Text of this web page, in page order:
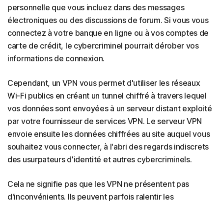
personnelle que vous incluez dans des messages
électroniques ou des discussions de forum. Si vous vous
connectez à votre banque en ligne ou à vos comptes de
carte de crédit, le cybercriminel pourrait dérober vos
informations de connexion.
Cependant, un VPN vous permet d'utiliser les réseaux
Wi-Fi publics en créant un tunnel chiffré à travers lequel
vos données sont envoyées à un serveur distant exploité
par votre fournisseur de services VPN. Le serveur VPN
envoie ensuite les données chiffrées au site auquel vous
souhaitez vous connecter, à l'abri des regards indiscrets
des usurpateurs d'identité et autres cybercriminels.
Cela ne signifie pas que les VPN ne présentent pas
d'inconvénients. Ils peuvent parfois ralentir les